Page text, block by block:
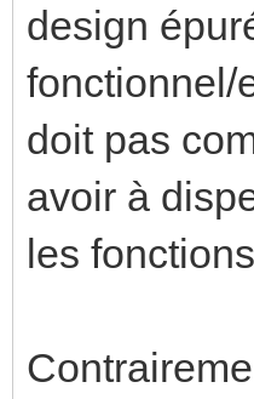
design
fonctionnel/
doit pas
avoir à
les